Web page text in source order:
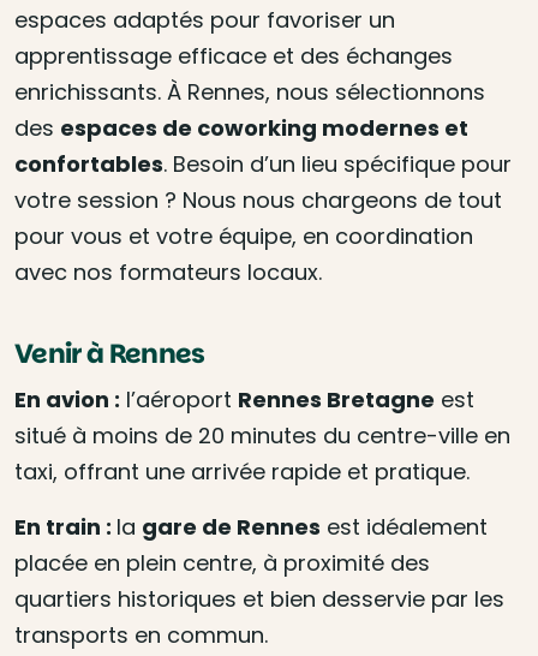
espaces adaptés pour favoriser un
apprentissage efficace et des échanges
enrichissants. À Rennes, nous sélectionnons
des espaces de coworking modernes et
confortables. Besoin d’un lieu spécifique pour
votre session ? Nous nous chargeons de tout
pour vous et votre équipe, en coordination
avec nos formateurs locaux.
Venir à Rennes
En avion : l’aéroport Rennes Bretagne est
situé à moins de 20 minutes du centre-ville en
taxi, offrant une arrivée rapide et pratique.
En train : la gare de Rennes est idéalement
placée en plein centre, à proximité des
quartiers historiques et bien desservie par les
transports en commun.